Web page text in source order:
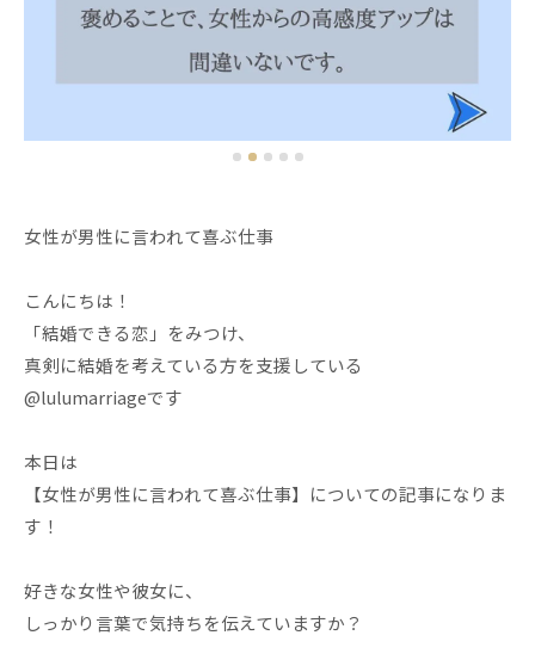
女性が男性に言われて喜ぶ仕事
こんにちは！
「結婚できる恋」をみつけ、
真剣に結婚を考えている方を支援している
@lulumarriageです
本日は
【女性が男性に言われて喜ぶ仕事】についての記事になりま
す！
好きな女性や彼女に、
しっかり言葉で気持ちを伝えていますか？